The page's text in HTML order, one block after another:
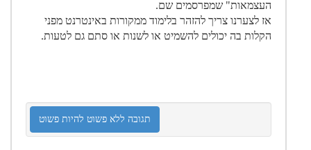
העצמאות" שמפרסמים שם.
אז לצערנו צריך להזהר בלימוד ממקורות באינטרנט מפני
הקלות בה יכולים להשמיט או לשנות או סתם גם לטעות.
תגובה ללא פשוט להיות פשוט